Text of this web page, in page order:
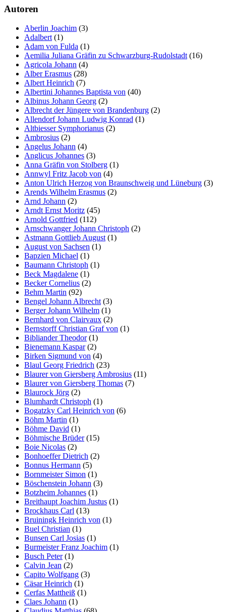
Autoren
Aberlin Joachim (3)
Adalbert(1)
Adam von Fulda (1)
Aemilia Juliana Gräfin zu Schwarzburg-Rudolstadt(16)
Agricola Johann (4)
Alber Erasmus (28)
Albert Heinrich (7)
Albertini Johannes Baptista von (40)
Albinus Johann Georg (2)
Albrecht der Jüngere von Brandenburg (2)
Allendorf Johann Ludwig Konrad (1)
Altbiesser Symphorianus (2)
Ambrosius (2)
Angelus Johann (4)
Anglicus Johannes (3)
Anna Gräfin von Stolberg (1)
Annwyl Fritz Jacob von (4)
Anton Ulrich Herzog von Braunschweig und Lüneburg (3)
Arends Wilhelm Erasmus (2)
Arnd Johann (2)
Arndt Ernst Moritz (45)
Arnold Gottfried (112)
Arnschwanger Johann Christoph (2)
Astmann Gottlieb August(1)
August von Sachsen (1)
Bapzien Michael (1)
Baumann Christoph (1)
Beck Magdalene (1)
Becker Cornelius (2)
Behm Martin (92)
Bengel Johann Albrecht(3)
Berger Johann Wilhelm (1)
Bernhard von Clairvaux (2)
Bernstorff Christian Graf von (1)
Bibliander Theodor(1)
Bienemann Kaspar(2)
Birken Sigmund von (4)
Blaul Georg Friedrich (23)
Blaurer von Giersberg Ambrosius (11)
Blaurer von Giersberg Thomas (7)
Blaurock Jörg (2)
Blumhardt Christoph (1)
Bogatzky Carl Heinrich von (6)
Böhm Martin (1)
Böhme David (1)
Böhmische Brüder(15)
Boie Nicolas (2)
Bonhoeffer Dietrich (2)
Bonnus Hermann (5)
Bornmeister Simon (1)
Böschenstein Johann (3)
Botzheim Johannes (1)
Breithaupt Joachim Justus (1)
Brockhaus Carl (13)
Bruiningk Heinrich von (1)
Buel Christian (1)
Bunsen Carl Josias (1)
Burmeister Franz Joachim (1)
Busch Peter(1)
Calvin Jean (2)
Capito Wolfgang (3)
Cäsar Heinrich (1)
Cerfas Mattheiß (1)
Claes Johann (1)